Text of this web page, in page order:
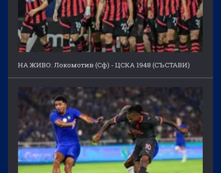
НА ЖИВО: Локомотив (Сф) - ЦСКА 1948 (СЪСТАВИ)